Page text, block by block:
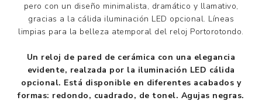
pero con un diseño minimalista, dramático y llamativo,
gracias a la cálida iluminación LED opcional. Líneas
limpias para la belleza atemporal del reloj Portorotondo.
Un reloj de pared de cerámica con una elegancia
evidente, realzada por la iluminación LED cálida
opcional. Está disponible en diferentes acabados y
formas: redondo, cuadrado, de tonel. Agujas negras.